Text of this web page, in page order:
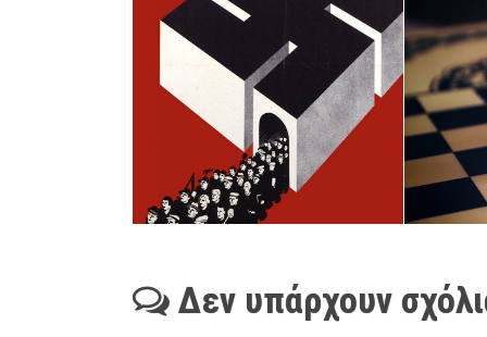
Δεν υπάρχουν